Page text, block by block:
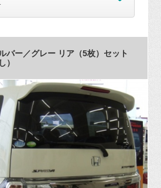
バー／グレー リア（5枚）セット
）